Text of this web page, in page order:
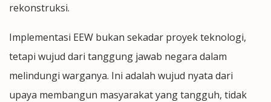
rekonstruksi.
Implementasi EEW bukan sekadar proyek teknologi,
tetapi wujud dari tanggung jawab negara dalam
melindungi warganya. Ini adalah wujud nyata dari
upaya membangun masyarakat yang tangguh, tidak